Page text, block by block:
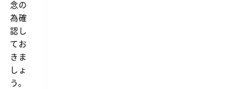
念の
為確
認し
てお
きま
しょ
う。